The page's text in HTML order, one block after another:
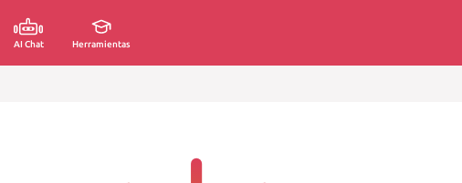
AI Chat Herramientas